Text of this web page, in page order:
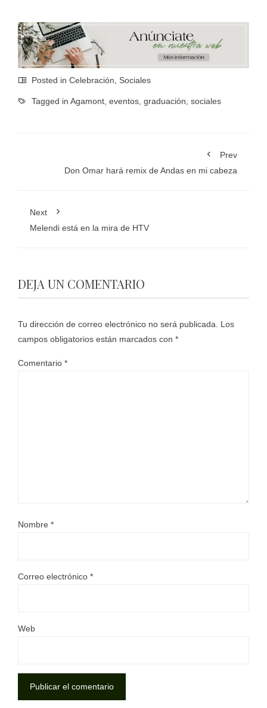
Posted in Celebración Sociales
Tagged in Agamont eventos graduación sociales
Prev
Don Omar hará remix de Andas en mi cabeza
Next
Melendi está en la mira de HTV
DEJA UN COMENTARIO
Tu dirección de correo electrónico no será publicada.
Los
campos obligatorios están marcados con *
Comentario *
Nombre *
Correo electrónico *
Web